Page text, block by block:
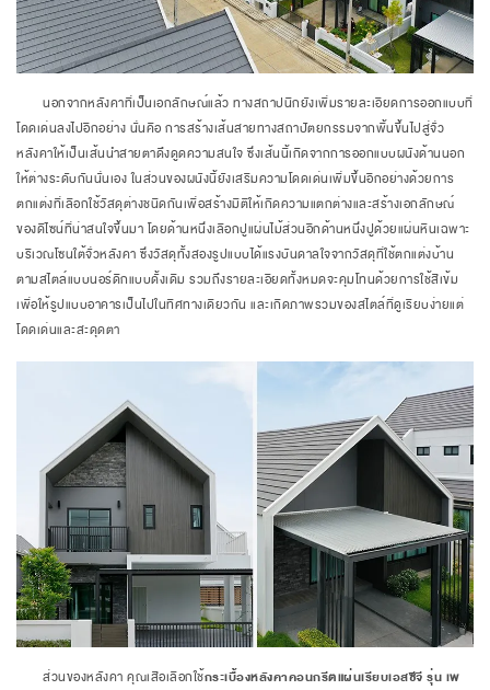
นอกจากหลังคาที่เป็นเอกลักษณ์แล้ว ทางสถาปนิกยังเพิ่มรายละเอียดการออกแบบที่
โดดเด่นลงไปอีกอย่าง นั่นคือ การสร้างเส้นสายทางสถาปัตยกรรมจากพื้นขึ้นไปสู่จั่ว
หลังคาให้เป็นเส้นนำสายตาดึงดูดความสนใจ ซึ่งเส้นนี้เกิดจากการออกแบบผนังด้านนอก
ให้ต่างระดับกันนั่นเอง ในส่วนของผนังนี้ยังเสริมความโดดเด่นเพิ่มขึ้นอีกอย่างด้วยการ
ตกแต่งที่เลือกใช้วัสดุต่างชนิดกันเพื่อสร้างมิติให้เกิดความแตกต่างและสร้างเอกลักษณ์
ของดีไซน์ที่น่าสนใจขึ้นมา โดยด้านหนึ่งเลือกปูแผ่นไม้ส่วนอีกด้านหนึ่งปูด้วยแผ่นหินเฉพาะ
บริเวณโซนใต้จั่วหลังคา ซึ่งวัสดุทั้งสองรูปแบบได้แรงบันดาลใจจากวัสดุที่ใช้ตกแต่งบ้าน
ตามสไตล์แบบนอร์ดิกแบบดั้งเดิม รวมถึงรายละเอียดทั้งหมดจะคุมโทนด้วยการใช้สีเข้ม
เพื่อให้รูปแบบอาคารเป็นไปในทิศทางเดียวกัน และเกิดภาพรวมของสไตล์ที่ดูเรียบง่ายแต่
โดดเด่นและสะดุดตา
ส่วนของหลังคา คุณเสือเลือกใช้กระเบื้องหลังคาคอนกรีตแผ่นเรียบเอสซีจี รุ่น เพ